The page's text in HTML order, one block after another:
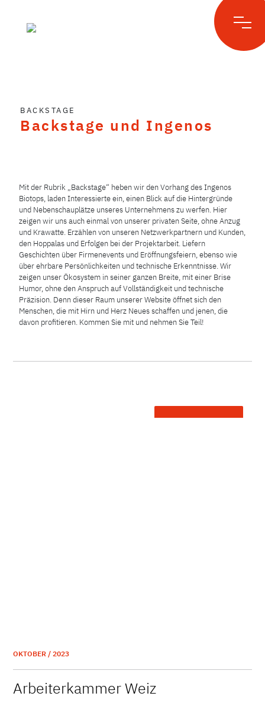
contentBACKSTAGE
Backstage und Ingenos
Mit der Rubrik „Backstage“ heben wir den Vorhang des Ingenos
Biotops, laden Interessierte ein, einen Blick auf die Hintergründe
und Nebenschauplätze unseres Unternehmens zu werfen. Hier
zeigen wir uns auch einmal von unserer privaten Seite, ohne Anzug
und Krawatte. Erzählen von unseren Netzwerkpartnern und Kunden,
den Hoppalas und Erfolgen bei der Projektarbeit. Liefern
Geschichten über Firmenevents und Eröffnungsfeiern, ebenso wie
über ehrbare Persönlichkeiten und technische Erkenntnisse. Wir
zeigen unser Ökosystem in seiner ganzen Breite, mit einer Brise
Humor, ohne den Anspruch auf Vollständigkeit und technische
Präzision. Denn dieser Raum unserer Website öffnet sich den
Menschen, die mit Hirn und Herz Neues schaffen und jenen, die
davon profitieren. Kommen Sie mit und nehmen Sie Teil!
OKTOBER / 2023
Arbeiterkammer Weiz